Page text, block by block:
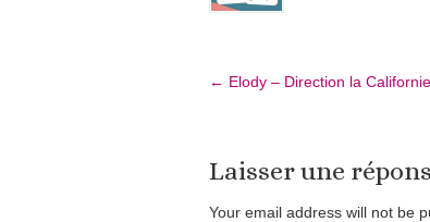
← Elody – Direction la
Laisser une
Your email address will not be